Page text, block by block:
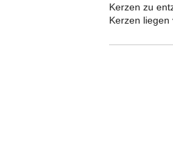
Kerzen zu
Kerzen